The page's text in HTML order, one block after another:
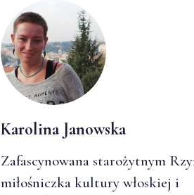
Karolina Janowska
Zafascynowana starożytnym
miłośniczka kultury włoskiej i